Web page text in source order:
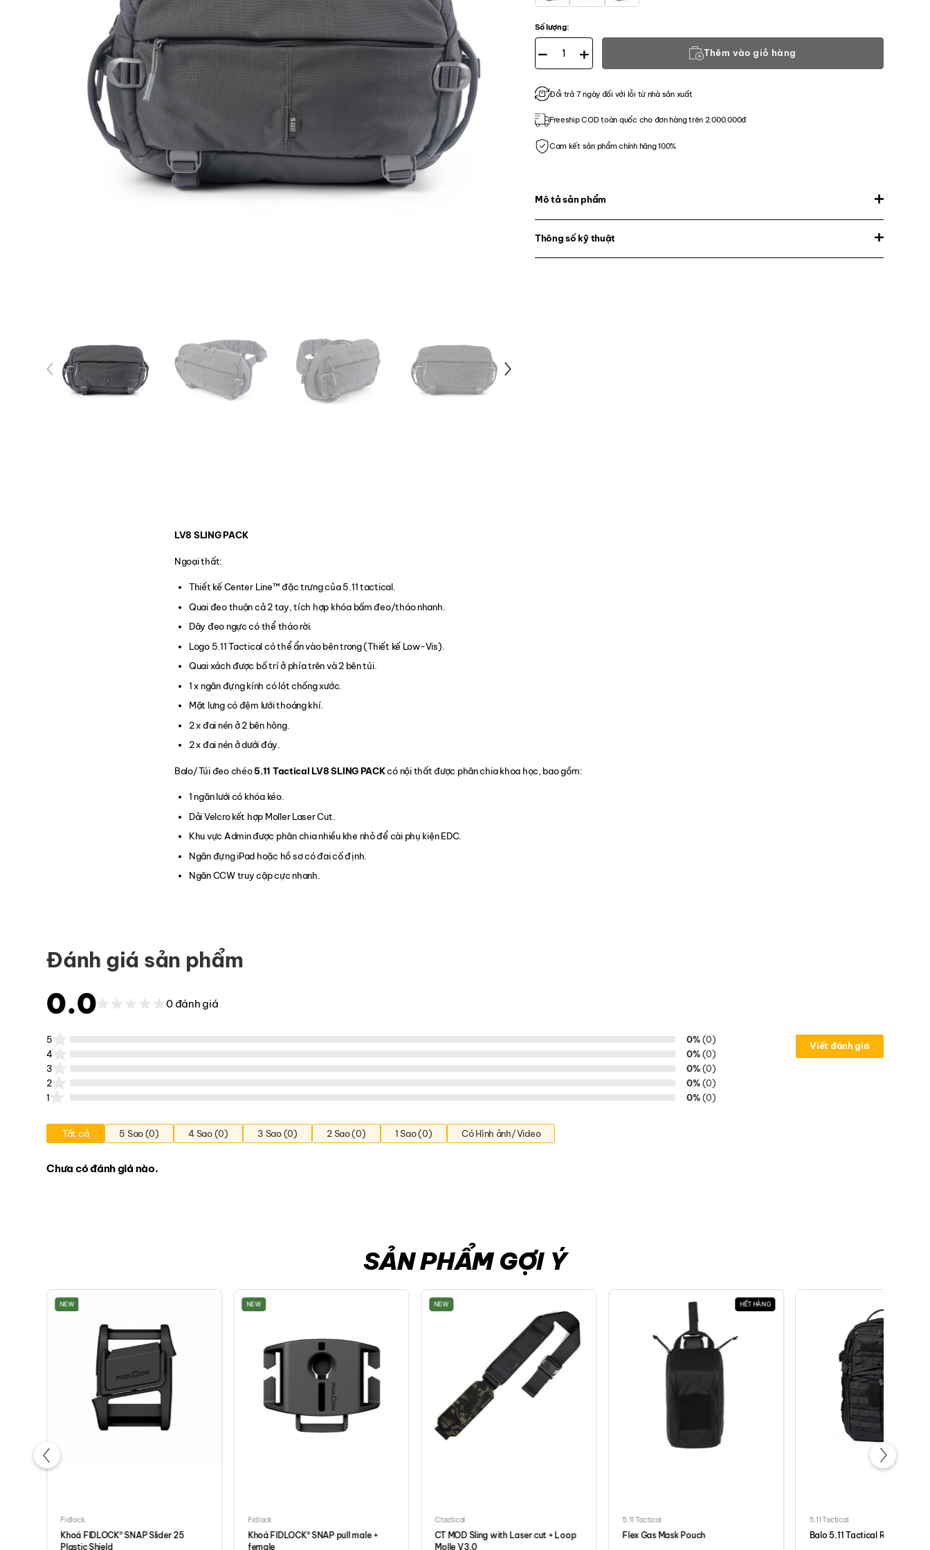
Số lượng:
Balo 5.11 Tactical LV8 số lượng
Thêm vào giỏ hàng
Đổi trả 7 ngày đối với lỗi từ nhà sản xuất
Freeship COD toàn quốc cho đơn hàng trên 2.000.000đ
Cam kết sản phẩm chính hãng 100%
Mô tả sản phẩm
Thông số kỹ thuật
LV8 SLING PACK
Ngoại thất:
Thiết kế Center Line™ đặc trưng của 5.11 tactical.
Quai đeo thuận cả 2 tay, tích hợp khóa bấm đeo/tháo nhanh.
Dây đeo ngực có thể tháo rời.
Logo 5.11 Tactical có thể ẩn vào bên trong (Thiết kế Low-Vis).
Quai xách được bố trí ở phía trên và 2 bên túi.
1 x ngăn đựng kính có lót chống xước.
Mặt lưng có đệm lưới thoáng khí.
2 x đai nén ở 2 bên hông.
2 x đai nén ở dưới đáy.
Balo/Túi đeo chéo5.11 Tactical LV8 SLING PACKcó nội thất được phân chia khoa học, bao gồm:
1 ngăn lưới có khóa kéo.
Dải Velcro kết hợp Moller Laser Cut.
Khu vực Admin được phân chia nhiều khe nhỏ để cài phụ kiện EDC.
Ngăn đựng iPad hoặc hồ sơ có đai cố định.
Ngăn CCW truy cập cực nhanh.
Đánh giá sản phẩm
0.0 0 đánh giá
5 0%(0)
4
0%(0)
3
0%(0)
2
0%(0)
1
0%(0)
Viết đánh giá
Tất cả 5 Sao (0) 4 Sao (0) 3 Sao (0) 2 Sao (0) 1 Sao (0) Có Hình ảnh/Video
Chưa có đánh giá nào.
SẢN PHẨM GỢI Ý
NEW
Fidlock
Khoá FIDLOCK® SNAP Slider 25
Plastic Shield
NEW
Fidlock
Khoá FIDLOCK® SNAP pull male +
female
NEW
Ctactical
CT MOD Sling with Laser cut + Loop
Molle V3.0
HẾT HÀNG
5.11 Tactical
Flex Gas Mask Pouch
5.11 Tactical
Balo 5.11 Tactical RUSH12 2.0